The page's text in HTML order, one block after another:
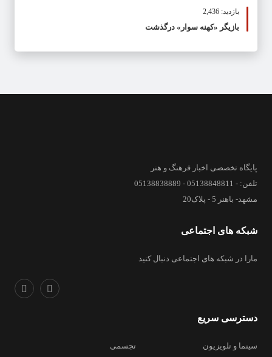
بازدید: 2,436
بازیگر «کهنه سوار» درگذشت
پایگاه تخصصی اخبار فرهنگ و هنر
تلفن: - 05138848811 - 05138838889
مشهد- باهنر 5 - پلاک20
شبکه های اجتماعی
مارا در شبکه های اجتماعی دنبال کنید
دسترسی سریع
سینما و تلویزیون
تجسمی